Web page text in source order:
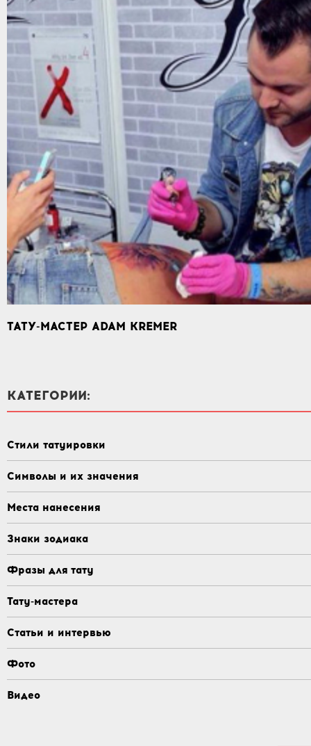
ТАТУ-МАСТЕР ADAM KREMER
КАТЕГОРИИ:
Стили татуировки
Символы и их значения
Места нанесения
Знаки зодиака
Фразы для тату
Тату-мастера
Статьи и интервью
Фото
Видео